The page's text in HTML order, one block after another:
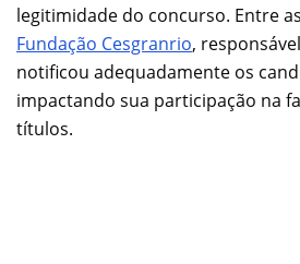
legitimidade do concurso. Entre
Fundação Cesgranrio,
notificou adequadamente os
impactando sua participação na
títulos.